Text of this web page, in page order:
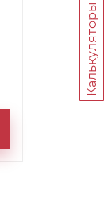
Калькуляторы